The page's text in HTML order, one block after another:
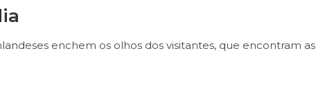
enchem os olhos dos visitantes, que encontram as